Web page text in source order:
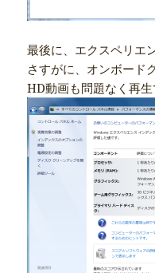
最後に、エクスペリエ
さすがに、オンボード
HD動画も問題なく再生